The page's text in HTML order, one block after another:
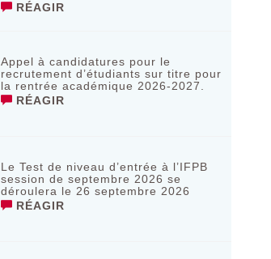
RÉAGIR
Appel à candidatures pour le
recrutement d’étudiants sur titre pour
la rentrée académique 2026-2027.
RÉAGIR
Le Test de niveau d’entrée à l’IFPB
session de septembre 2026 se
déroulera le 26 septembre 2026
RÉAGIR